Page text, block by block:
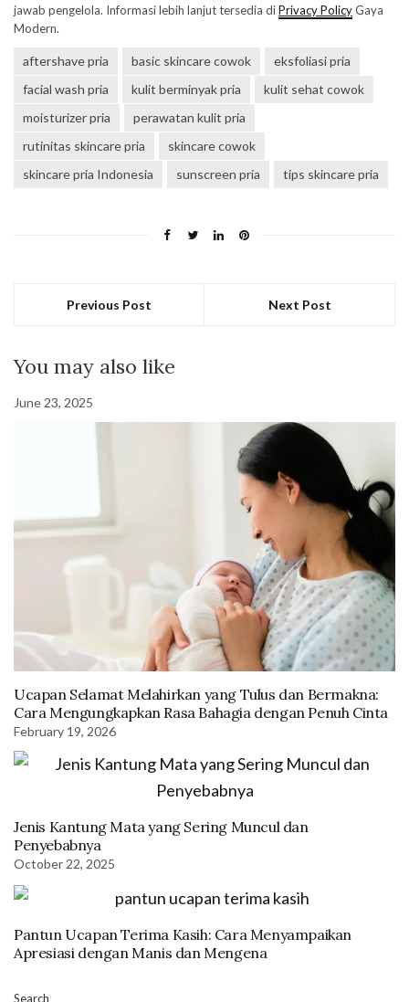
jawab pengelola. Informasi lebih lanjut tersedia diPrivacy PolicyGaya
Modern.
aftershave pria basic skincare cowok
eksfoliasi pria
facial wash pria
kulit berminyak pria
kulit sehat cowok
moisturizer pria
perawatan kulit pria
rutinitas skincare pria
skincare cowok
skincare pria Indonesia
sunscreen pria tips skincare pria
Previous Post Next Post
You may also like
June 23, 2025
Ucapan Selamat Melahirkan yang Tulus dan Bermakna:
Cara Mengungkapkan Rasa Bahagia dengan Penuh Cinta
February 19, 2026
Jenis Kantung Mata yang Sering Muncul dan
Penyebabnya
October 22, 2025
Pantun Ucapan Terima Kasih: Cara Menyampaikan
Apresiasi dengan Manis dan Mengena
Search